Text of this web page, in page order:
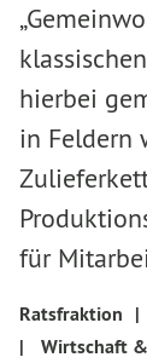
hierbei
in Feldern
für
Ratsfraktion |
|
Wirtschaft